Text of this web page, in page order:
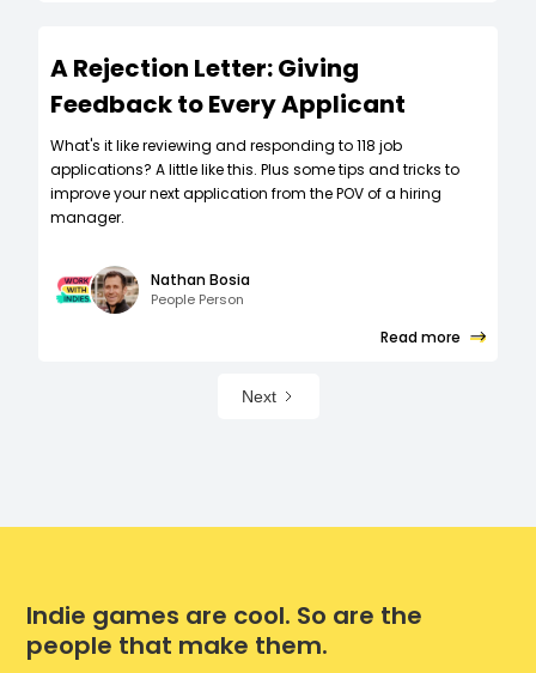
A Rejection Letter: Giving
Feedback to Every Applicant
What's it like reviewing and responding to 118 job
applications? A little like this. Plus some tips and tricks to
improve your next application from the POV of a hiring
manager.
Nathan Bosia
People Person
Read more
Next
Indie games are cool. So are the
people that make them.